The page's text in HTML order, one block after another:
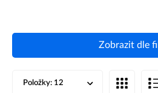
Zobrazit dle
Položky: 12